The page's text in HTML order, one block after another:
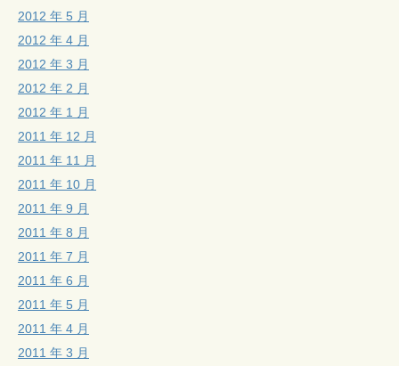
2012 年 5 月
2012 年 4 月
2012 年 3 月
2012 年 2 月
2012 年 1 月
2011 年 12 月
2011 年 11 月
2011 年 10 月
2011 年 9 月
2011 年 8 月
2011 年 7 月
2011 年 6 月
2011 年 5 月
2011 年 4 月
2011 年 3 月